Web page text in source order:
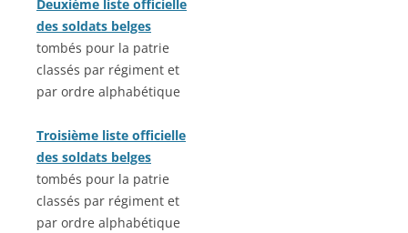
Deuxième liste officielle
des soldats belges
tombés pour la patrie
classés par régiment et
par ordre alphabétique
Troisième liste officielle
des soldats belges
tombés pour la patrie
classés par régiment et
par ordre alphabétique